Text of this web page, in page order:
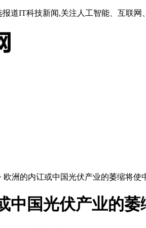
报道IT科技新闻,关注人工智能、互联
欧洲的内讧或中国光伏产业的萎缩将使
中国光伏产业的萎